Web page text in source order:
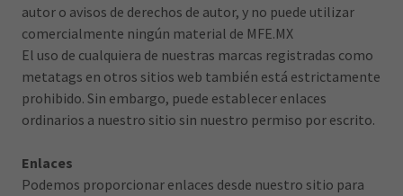
autor o avisos de derechos de autor, y no puede utilizar
comercialmente ningún material de MFE.MX
El uso de cualquiera de nuestras marcas registradas como
metatags en otros sitios web también está estrictamente
prohibido. Sin embargo, puede establecer enlaces
ordinarios a nuestro sitio sin nuestro permiso por escrito.
Enlaces
Podemos proporcionar enlaces desde nuestro sitio para